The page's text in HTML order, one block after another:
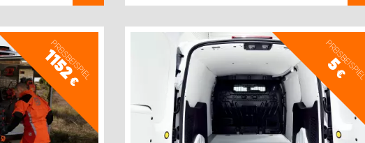
PREISBEISPIEL
1152
€
PREISBEISPIEL
5
€